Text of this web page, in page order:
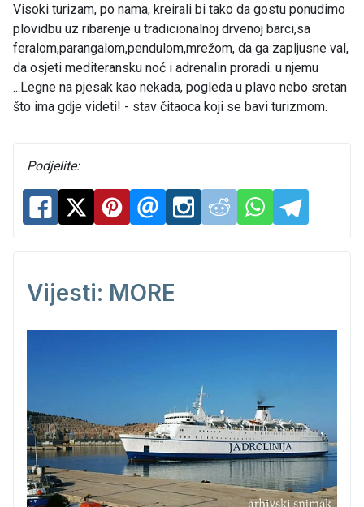
Visoki turizam, po nama, kreirali bi tako da gostu ponudimo
plovidbu uz ribarenje u tradicionalnoj drvenoj barci,sa
feralom,parangalom,pendulom,mrežom, da ga zapljusne val,
da osjeti mediteransku noć i adrenalin proradi. u njemu
...Legne na pjesak kao nekada, pogleda u plavo nebo sretan
što ima gdje videti! - stav čitaoca koji se bavi turizmom.
Podjelite:
Vijesti: MORE